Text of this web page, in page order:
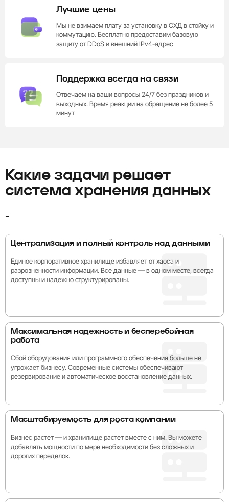
Лучшие цены
Мы не взимаем плату за установку в СХД в стойку и
коммутацию. Бесплатно предоставим базовую
защиту от DDoS и внешний IPv4-адрес
Поддержка всегда на связи
Отвечаем на ваши вопросы 24/7 без праздников и
выходных. Время реакции на обращение не более 5
минут
Какие задачи решает
система хранения данных
-
Централизация и полный контроль над данными
Единое корпоративное хранилище избавляет от хаоса и
разрозненности информации. Все данные — в одном месте, всегда
доступны и надежно структурированы.
Максимальная надежность и бесперебойная
работа
Сбой оборудования или программного обеспечения больше не
угрожает бизнесу. Современные системы обеспечивают
резервирование и автоматическое восстановление данных.
Масштабируемость для роста компании
Бизнес растет — и хранилище растет вместе с ним. Вы можете
добавлять мощности по мере необходимости без сложных и
дорогих переделок.